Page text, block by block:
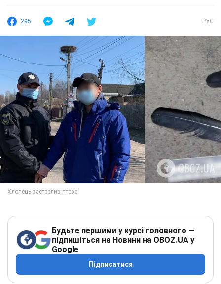
295 РУС
Будьте першими у курсі головного —
підпишіться на Новини на OBOZ.UA у
Google
Підписатися